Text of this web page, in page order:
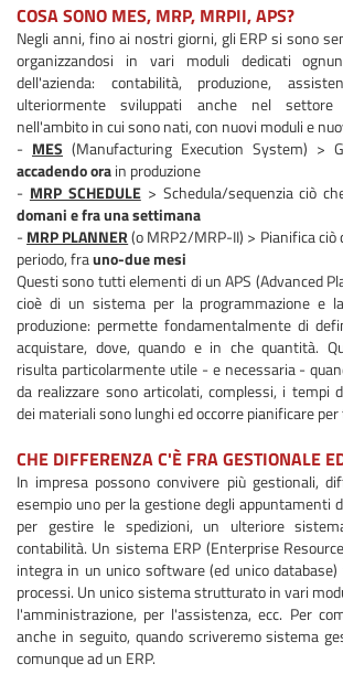
COSA SONO MES, MRP, MRPII, APS?
Negli anni, fino ai nostri giorni, gli ERP si sono
organizzandosi in vari moduli dedicati
dell'azienda: contabilità, produzione,
ulteriormente sviluppati anche nel settore
nell'ambito in cui sono nati, con nuovi moduli e
- MES (Manufacturing Execution System) >
accadendo orain produzione
- MRP SCHEDULE> Schedula/sequenzia ciò
domani e fra una settimana
-MRP PLANNER(o MRP2/MRP-II) > Pianifica ciò
periodo, frauno-due mesi
Questi sono tutti elementi di un APS (Advanced
cioè di un sistema per la programmazione e
produzione: permette fondamentalmente di
acquistare, dove, quando e in che quantità.
risulta particolarmente utile - e necessaria -
da realizzare sono articolati, complessi, i tempi
dei materiali sono lunghi ed occorre pianificare per
CHE DIFFERENZA C'È FRA GESTIONALE
In impresa possono convivere più gestionali,
esempio uno per la gestione degli appuntamenti
per gestire le spedizioni, un ulteriore
contabilità. Un sistema ERP (Enterprise
integra in un unico software (ed unico
processi. Un unico sistema strutturato in vari
l'amministrazione, per l'assistenza, ecc. Per
anche in seguito, quando scriveremo sistema
comunque ad un ERP.